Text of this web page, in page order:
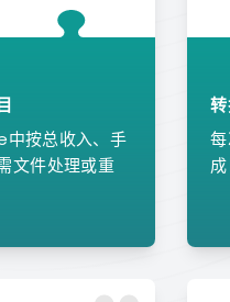
按总收入、手
文件处理或重